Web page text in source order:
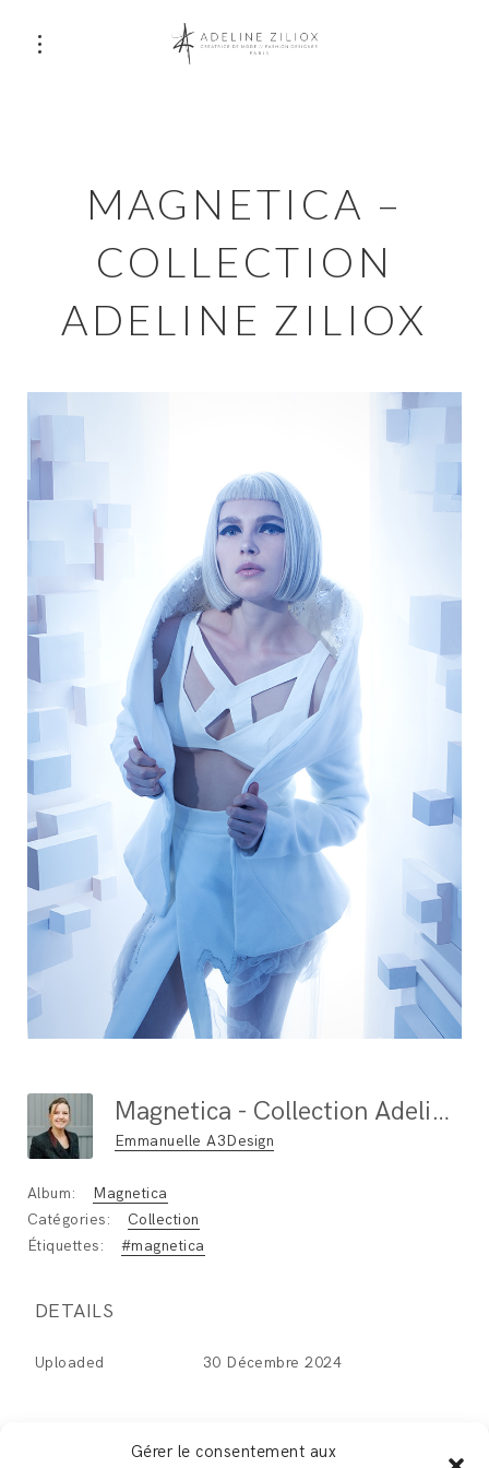
Gérer le consentement aux
MAGNETICA –
COLLECTION
ADELINE ZILIOX
Magnetica - Collection Adeline Ziliox
Emmanuelle A3Design
Album:
Magnetica
Catégories:
Collection
Étiquettes:
#magnetica
DETAILS
Uploaded 30 Décembre 2024